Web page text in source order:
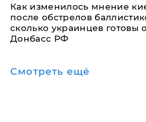
Как изменилось мнение
после обстрелов
сколько украинцев готовы
Донбасс РФ
Смотреть ещё